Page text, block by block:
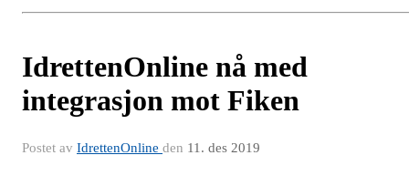
IdrettenOnline nå med
integrasjon mot Fiken
Postet av IdrettenOnline den 11. des 2019